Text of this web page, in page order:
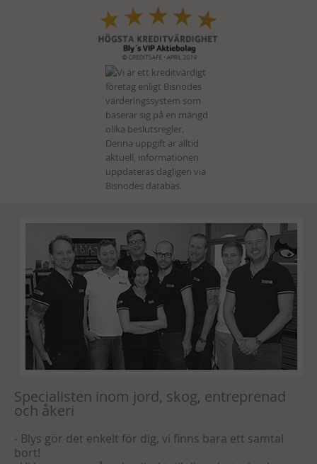
Specialisten inom jord, skog, entreprenad
och åkeri
- Blys gör det enkelt för dig, vi finns bara ett samtal
bort!